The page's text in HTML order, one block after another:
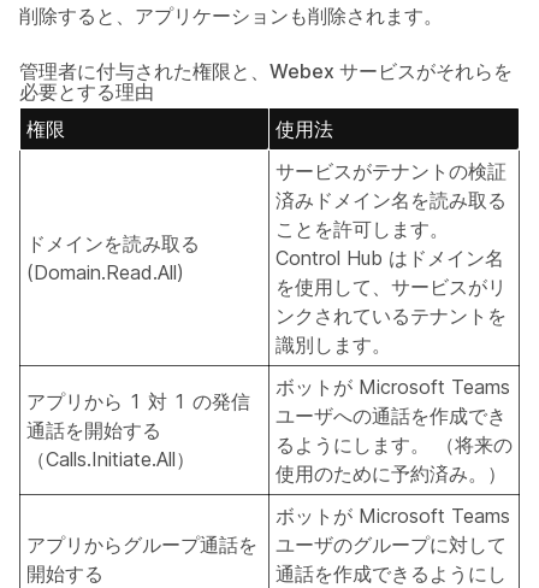
削除すると、アプリケーションも削除されます。
管理者に付与された権限と、Webex サービスがそれらを
必要とする理由
権限
使用法
ドメインを読み取る
(Domain.Read.All)
サービスがテナントの検証
済みドメイン名を読み取る
ことを許可します。
Control Hub はドメイン名
を使用して、サービスがリ
ンクされているテナントを
識別します。
アプリから 1 対 1 の発信
通話を開始する
（Calls.Initiate.All）
ボットが Microsoft Teams
ユーザへの通話を作成でき
るようにします。 （将来の
使用のために予約済み。）
アプリからグループ通話を
開始する
ボットが Microsoft Teams
ユーザのグループに対して
通話を作成できるようにし